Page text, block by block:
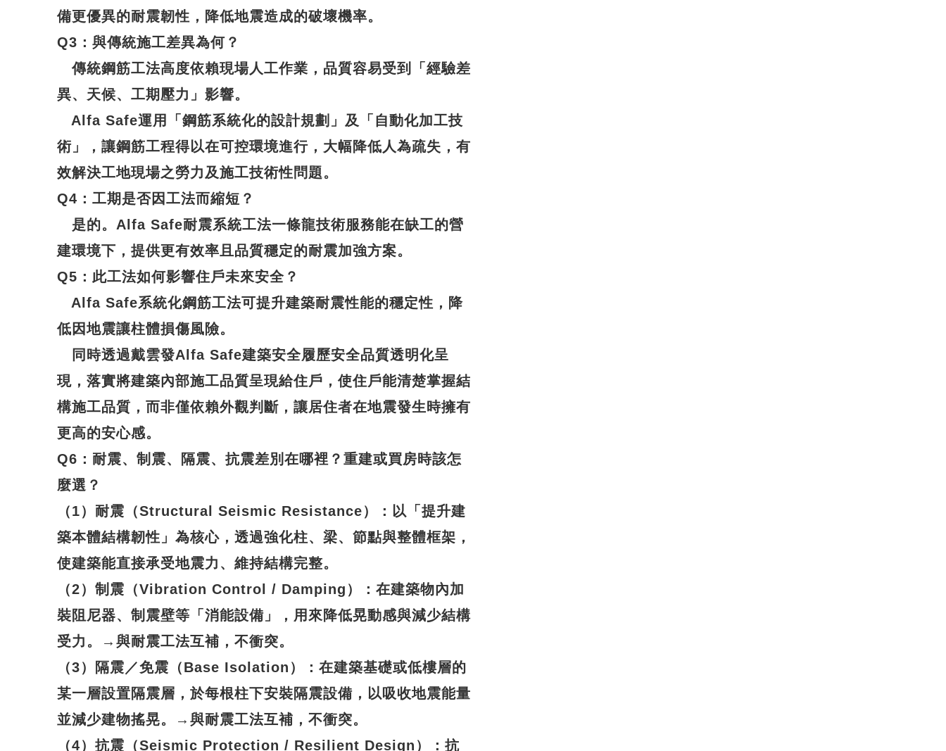
備更優異的耐震韌性 ，降低地震造成的破壞機率。
Q3 ：與傳統施工差異為何？
傳統鋼筋工法高度依賴現場人工作業，品質容易受到「經驗差
異、天候、工期壓力」影響。
Alfa Safe運用「鋼筋系統化的設計規劃」及「自動化加工技
術」，讓鋼筋工程得以在可控環境進行，大幅降低人為疏失，有
效解決工地現場之勞力及施工技術性問題。
Q4 ：工期是否因工法而縮短？
是的。Alfa Safe耐震系統工法一條龍技術服務能在缺工的營
建環境下，提供更有效率且品質穩定的耐震加強方案。
Q5 ：此工法如何影響住戶未來安全？
Alfa Safe系統化鋼筋工法可提升建築耐震性能的穩定性，降
低因地震讓柱體損傷風險。
同時透過戴雲發Alfa Safe建築安全履歷安全品質透明化呈
現，落實將建築內部施工品質呈現給住戶，使住戶能清楚掌握結
構施工品質，而非僅依賴外觀判斷，讓居住者在地震發生時擁有
更高的安心感。
Q6 ：耐震、制震、隔震、抗震差別在哪裡？重建或買房時該怎
麼選？
（1）耐震（Structural Seismic Resistance）：以「提升建
築本體結構韌性」為核心，透過強化柱、梁、節點與整體框架，
使建築能直接承受地震力、維持結構完整。
（2）制震（Vibration Control / Damping）：在建築物內加
裝阻尼器、制震壁等「消能設備」，用來降低晃動感與減少結構
受力。→與耐震工法互補，不衝突。
（3）隔震／免震（Base Isolation）：在建築基礎或低樓層的
某一層設置隔震層，於每根柱下安裝隔震設備，以吸收地震能量
並減少建物搖晃。→與耐震工法互補，不衝突。
（4）抗震（Seismic Protection / Resilient Design）：抗